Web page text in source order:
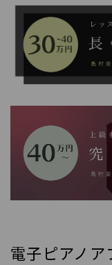
電子ピアノア